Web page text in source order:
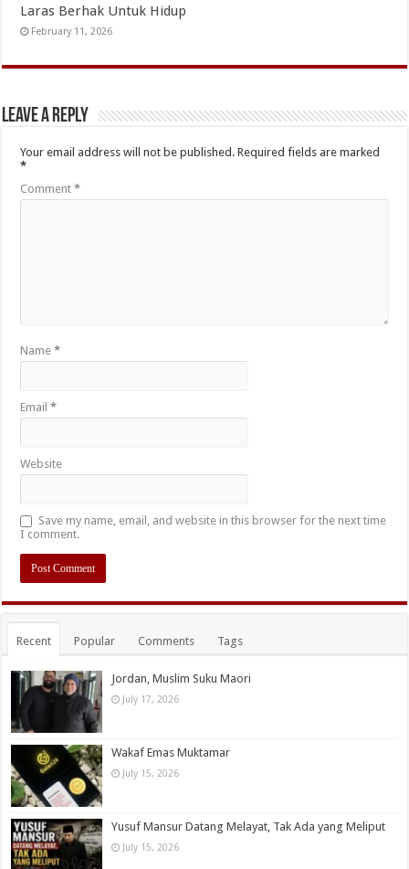
Laras Berhak Untuk Hidup
February 11, 2026
Leave a Reply
Your email address will not be published. Required fields are marked
*
Comment*
Name*
Email*
Website
Save my name, email, and website in this browser for the next time
I comment.
Recent Popular Comments Tags
Jordan, Muslim Suku Maori
July 17, 2026
Wakaf Emas Muktamar
July 15, 2026
Yusuf Mansur Datang Melayat, Tak Ada yang Meliput
July 15, 2026